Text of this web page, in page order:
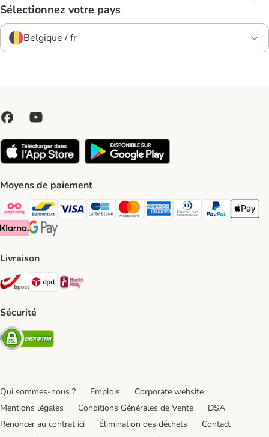
Sélectionnez votre pays
Belgique / fr
Moyens de paiement
Payconiq Payment Method
bancontact Payment Method
Visa Payment Method
carte bleue Payment Method
Master card Payment Method
American express Payment
Diners club Payment
Paypal Payment
Apple
Klarna Payment Method
Google Pay Payment Method
Livraison
Bpost Shipping Method
DPD Shipping Method
Sécurité
Security
Qui sommes-nous ? Emplois
Corporate website
Mentions légales
Conditions Générales de Vente
DSA
Renoncer au contrat ici
Élimination des déchets
Contact